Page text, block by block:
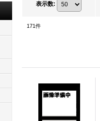
表示数:
171件